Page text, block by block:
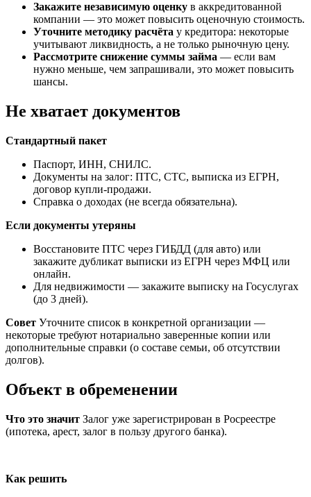
Закажите независимую оценку в аккредитованной
компании — это может повысить оценочную стоимость.
Уточните методику расчёта у кредитора: некоторые
учитывают ликвидность, а не только рыночную цену.
Рассмотрите снижение суммы займа — если вам
нужно меньше, чем запрашивали, это может повысить
шансы.
Не хватает документов
Стандартный пакет
Паспорт, ИНН, СНИЛС.
Документы на залог: ПТС, СТС, выписка из ЕГРН,
договор купли-продажи.
Справка о доходах (не всегда обязательна).
Если документы утеряны
Восстановите ПТС через ГИБДД (для авто) или
закажите дубликат выписки из ЕГРН через МФЦ или
онлайн.
Для недвижимости — закажите выписку на Госуслугах
(до 3 дней).
Совет Уточните список в конкретной организации —
некоторые требуют нотариально заверенные копии или
дополнительные справки (о составе семьи, об отсутствии
долгов).
Объект в обременении
Что это значит Залог уже зарегистрирован в Росреестре
(ипотека, арест, залог в пользу другого банка).
Как решить